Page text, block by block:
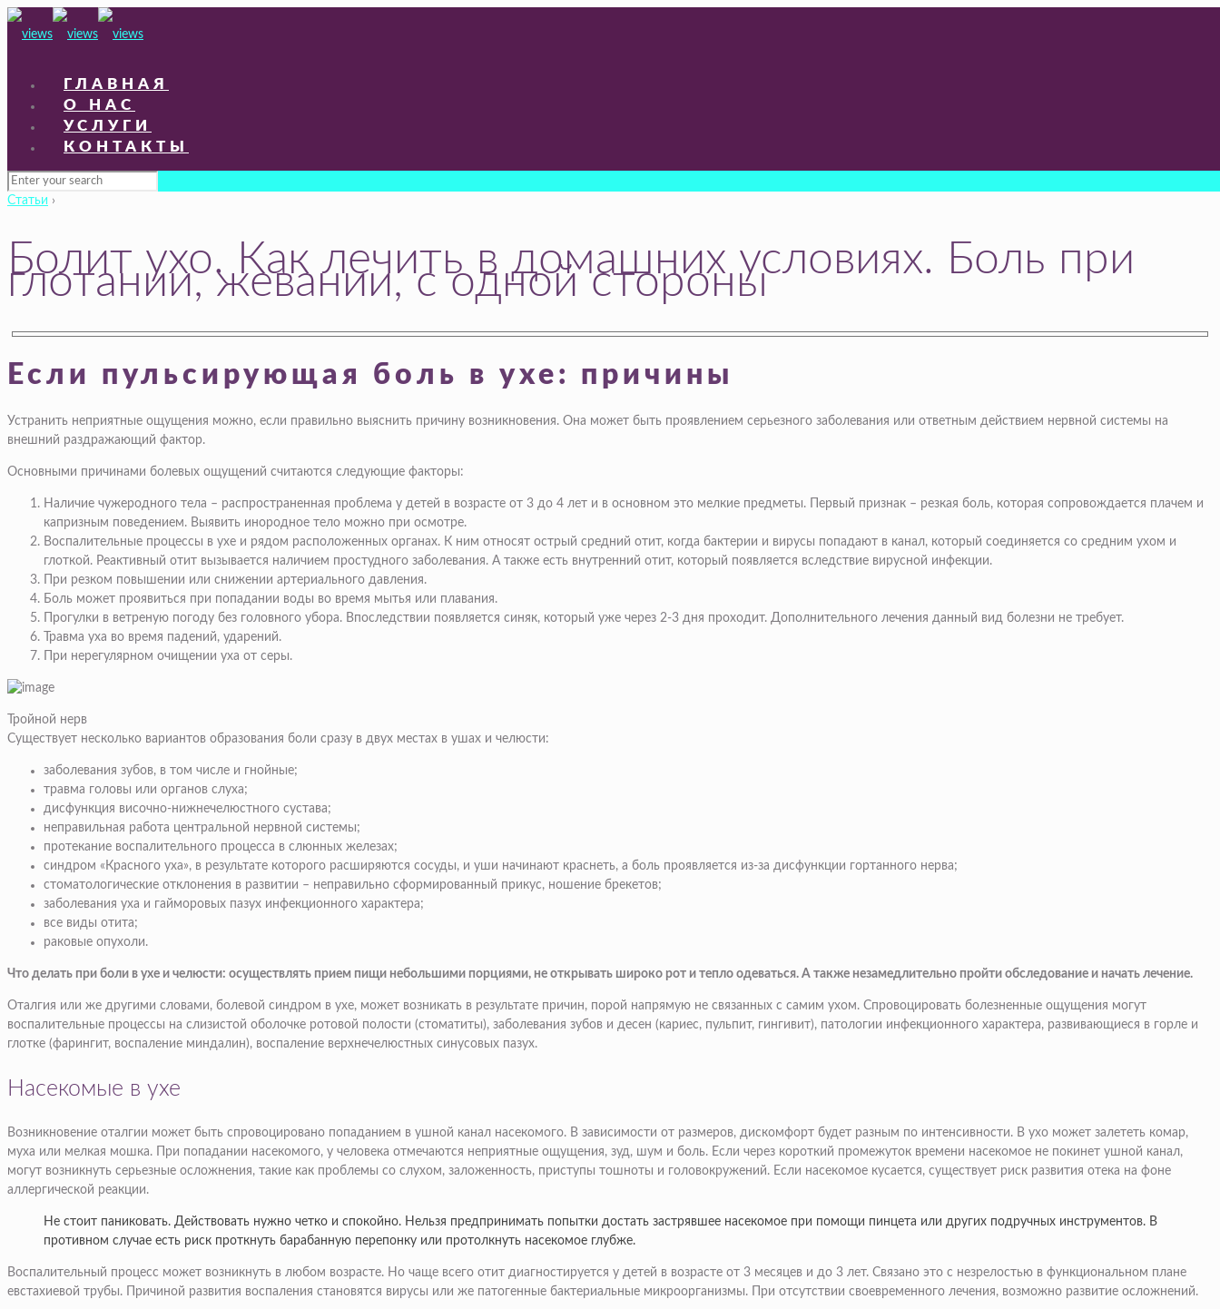
ГЛАВНАЯ
О НАС
УСЛУГИ
КОНТАКТЫ
Статьи ›
Болит ухо. Как лечить в домашних условиях. Боль при
глотании, жевании, с одной стороны
Если пульсирующая боль в ухе: причины
Устранить неприятные ощущения можно, если правильно выяснить причину возникновения. Она может быть проявлением серьезного заболевания или ответным действием нервной системы на
внешний раздражающий фактор.
Основными причинами болевых ощущений считаются следующие факторы:
Наличие чужеродного тела – распространенная проблема у детей в возрасте от 3 до 4 лет и в основном это мелкие предметы. Первый признак – резкая боль, которая сопровождается плачем и
капризным поведением. Выявить инородное тело можно при осмотре.
Воспалительные процессы в ухе и рядом расположенных органах. К ним относят острый средний отит, когда бактерии и вирусы попадают в канал, который соединяется со средним ухом и
глоткой. Реактивный отит вызывается наличием простудного заболевания. А также есть внутренний отит, который появляется вследствие вирусной инфекции.
При резком повышении или снижении артериального давления.
Боль может проявиться при попадании воды во время мытья или плавания.
Прогулки в ветреную погоду без головного убора. Впоследствии появляется синяк, который уже через 2-3 дня проходит. Дополнительного лечения данный вид болезни не требует.
Травма уха во время падений, ударений.
При нерегулярном очищении уха от серы.
Тройной нерв
Существует несколько вариантов образования боли сразу в двух местах в ушах и челюсти:
заболевания зубов, в том числе и гнойные;
травма головы или органов слуха;
дисфункция височно-нижнечелюстного сустава;
неправильная работа центральной нервной системы;
протекание воспалительного процесса в слюнных железах;
синдром «Красного уха», в результате которого расширяются сосуды, и уши начинают краснеть, а боль проявляется из-за дисфункции гортанного нерва;
стоматологические отклонения в развитии – неправильно сформированный прикус, ношение брекетов;
заболевания уха и гайморовых пазух инфекционного характера;
все виды отита;
раковые опухоли.
Что делать при боли в ухе и челюсти: осуществлять прием пищи небольшими порциями, не открывать широко рот и тепло одеваться. А также незамедлительно пройти обследование и начать лечение.
Оталгия или же другими словами, болевой синдром в ухе, может возникать в результате причин, порой напрямую не связанных с самим ухом. Спровоцировать болезненные ощущения могут
воспалительные процессы на слизистой оболочке ротовой полости (стоматиты), заболевания зубов и десен (кариес, пульпит, гингивит), патологии инфекционного характера, развивающиеся в горле и
глотке (фарингит, воспаление миндалин), воспаление верхнечелюстных синусовых пазух.
Насекомые в ухе
Возникновение оталгии может быть спровоцировано попаданием в ушной канал насекомого. В зависимости от размеров, дискомфорт будет разным по интенсивности. В ухо может залететь комар,
муха или мелкая мошка. При попадании насекомого, у человека отмечаются неприятные ощущения, зуд, шум и боль. Если через короткий промежуток времени насекомое не покинет ушной канал,
могут возникнуть серьезные осложнения, такие как проблемы со слухом, заложенность, приступы тошноты и головокружений. Если насекомое кусается, существует риск развития отека на фоне
аллергической реакции.
Не стоит паниковать. Действовать нужно четко и спокойно. Нельзя предпринимать попытки достать застрявшее насекомое при помощи пинцета или других подручных инструментов. В
противном случае есть риск проткнуть барабанную перепонку или протолкнуть насекомое глубже.
Воспалительный процесс может возникнуть в любом возрасте. Но чаще всего отит диагностируется у детей в возрасте от 3 месяцев и до 3 лет. Связано это с незрелостью в функциональном плане
евстахиевой трубы. Причиной развития воспаления становятся вирусы или же патогенные бактериальные микроорганизмы. При отсутствии своевременного лечения, возможно развитие осложнений.